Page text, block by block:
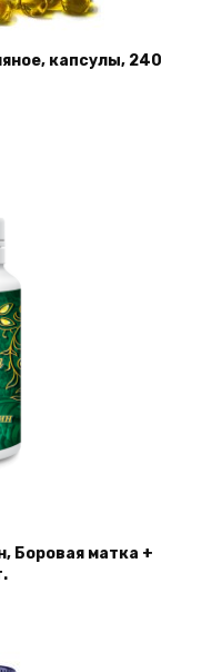
капсулы, 240
Боровая матка +